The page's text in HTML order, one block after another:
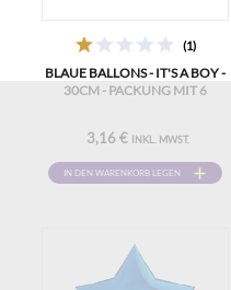
(1)
BLAUE BALLONS - IT'S A BOY -
30CM - PACKUNG MIT 6
3,16 € INKL. MWST.
IN DEN WARENKORB LEGEN